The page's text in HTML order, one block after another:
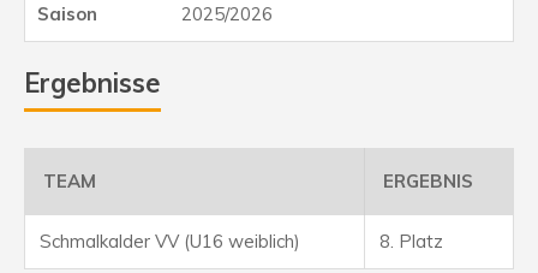
2025/2026
Ergebnisse
TEAM ERGEBNIS
Schmalkalder VV (U16 weiblich) 8. Platz